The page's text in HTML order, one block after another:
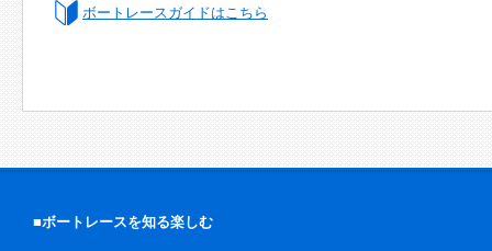
ボートレースガイドはこちら
■ボートレースを知る楽しむ